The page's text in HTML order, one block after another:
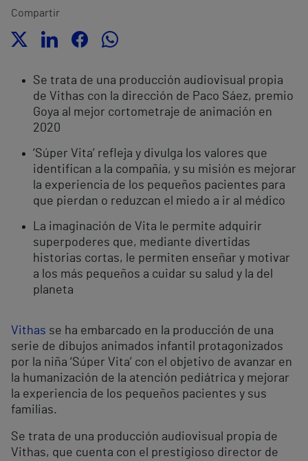
Compartir
Se trata de una producción audiovisual propia
de Vithas con la dirección de Paco Sáez, premio
Goya al mejor cortometraje de animación en
2020
‘Súper Vita’ refleja y divulga los valores que
identifican a la compañía, y su misión es mejorar
la experiencia de los pequeños pacientes para
que pierdan o reduzcan el miedo a ir al médico
La imaginación de Vita le permite adquirir
superpoderes que, mediante divertidas
historias cortas, le permiten enseñar y motivar
a los más pequeños a cuidar su salud y la del
planeta
Vithas se ha embarcado en la producción de una
serie de dibujos animados infantil protagonizados
por la niña ‘Súper Vita’ con el objetivo de avanzar en
la humanización de la atención pediátrica y mejorar
la experiencia de los pequeños pacientes y sus
familias.
Se trata de una producción audiovisual propia de
Vithas, que cuenta con el prestigioso director de